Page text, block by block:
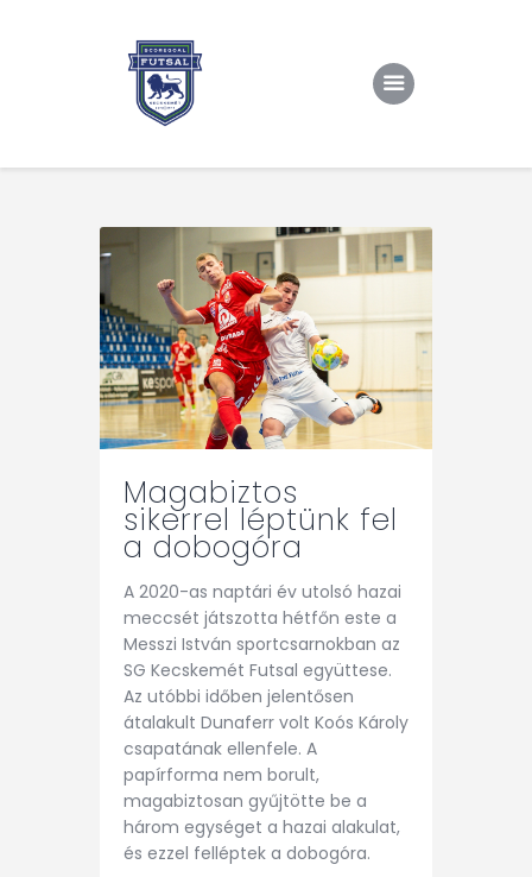
Rólunk/TAO
Eredmények, csapat
Hírek
Kapcsolat
Magabiztos
sikerrel léptünk fel
a dobogóra
A 2020-as naptári év utolsó hazai
meccsét játszotta hétfőn este a
Messzi István sportcsarnokban az
SG Kecskemét Futsal együttese.
Az utóbbi időben jelentősen
átalakult Dunaferr volt Koós Károly
csapatának ellenfele. A
papírforma nem borult,
magabiztosan gyűjtötte be a
három egységet a hazai alakulat,
és ezzel felléptek a dobogóra.